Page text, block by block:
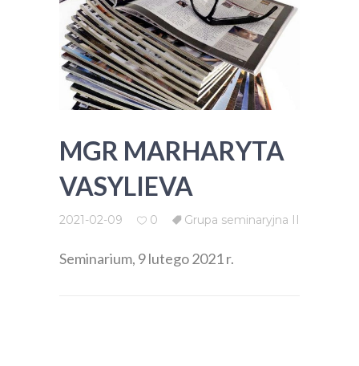
MGR MARHARYTA
VASYLIEVA
2021-02-09 0 Grupa seminaryjna II
Seminarium, 9 lutego 2021 r.